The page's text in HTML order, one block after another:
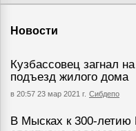
Новости
Кузбассовец загнал
подъезд жилого дома
в 20:57 23 мар 2021 г. Сибдепо
В Мысках к 300-летию